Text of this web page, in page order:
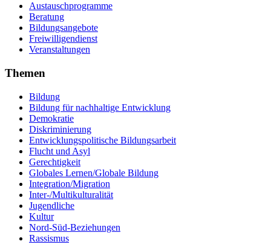
Austauschprogramme
Beratung
Bildungsangebote
Freiwilligendienst
Veranstaltungen
Themen
Bildung
Bildung für nachhaltige Entwicklung
Demokratie
Diskriminierung
Entwicklungspolitische Bildungsarbeit
Flucht und Asyl
Gerechtigkeit
Globales Lernen/Globale Bildung
Integration/Migration
Inter-/Multikulturalität
Jugendliche
Kultur
Nord-Süd-Beziehungen
Rassismus